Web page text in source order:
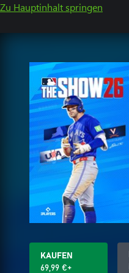
Zu Hauptinhalt springen
KAUFEN
69,99 €+